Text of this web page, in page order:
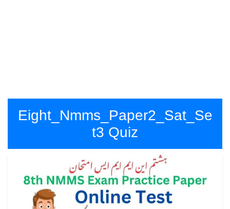
Eight_Nmms_Paper2_Sat_Se
t3 Quiz